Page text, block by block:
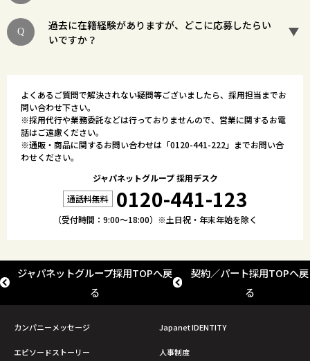
過去に在籍経験がありますが、どこに応募したらい
いですか？
よくあるご質問で解決されない疑問等ございましたら、採用担当までお
問い合わせ下さい。
※採用代行や業務委託などは行っておりませんので、営業に関するお電
話はご遠慮ください。
※通販・商品に関するお問い合わせは「0120-441-222」までお問い合
わせください。
ジャパネットグループ 採用デスク
0120-441-123
（受付時間：9:00～18:00）※土日祝・年末年始を除く
ジャパネットグループ採用TOPへ戻
る
契約／パート採用TOPへ戻
る
カンパニーメッセージ Japanet IDENTITY
エピソードストーリー 人事制度